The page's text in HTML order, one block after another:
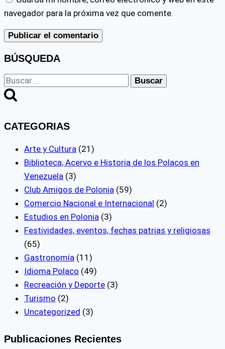
navegador para la próxima vez que comente.
BÚSQUEDA
Buscar:
CATEGORIAS
Arte y Cultura (21)
Biblioteca, Acervo e Historia de los Polacos en
Venezuela (3)
Club Amigos de Polonia (59)
Comercio Nacional e Internacional (2)
Estudios en Polonia (3)
Festividades, eventos, fechas patrias y religiosas
(65)
Gastronomía (11)
Idioma Polaco (49)
Recreación y Deporte (3)
Turismo (2)
Uncategorized (3)
Publicaciones Recientes